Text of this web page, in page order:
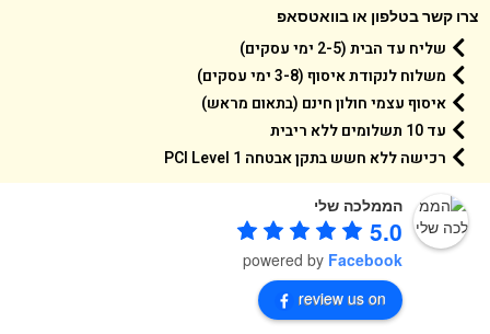
קשר בטלפון או בוואטסאפ
שליח עד הבית (2-5 ימי עסקים)
משלוח לנקודת איסוף (3-8 ימי עסקים)
איסוף עצמי חולון חינם (בתאום מראש)
עד 10 תשלומים ללא ריבית
רכישה ללא חשש בתקן אבטחה 1 PCI Level
הממלכה שלי
5.0
powered byFacebook
review us on